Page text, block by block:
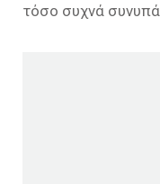
τόσο συχνά